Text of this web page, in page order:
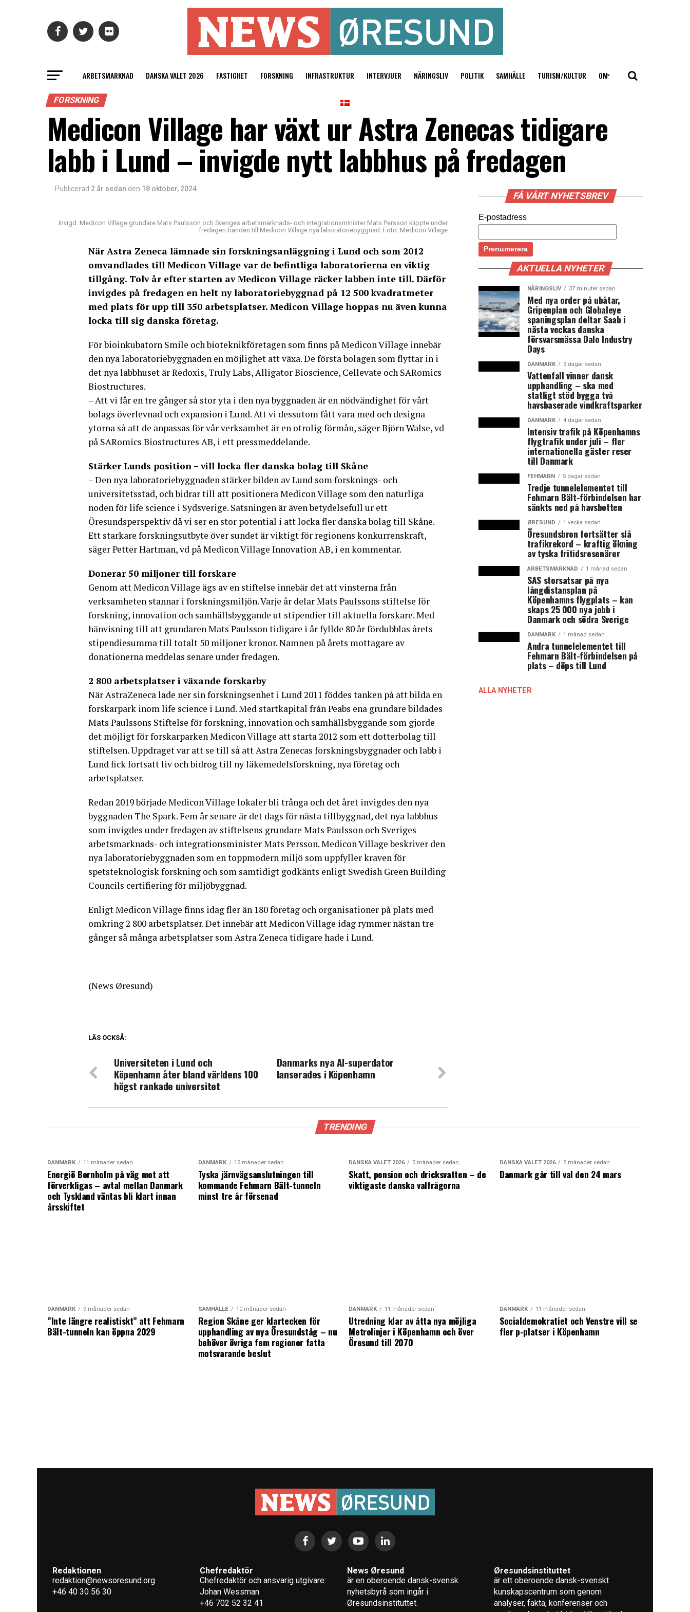
ARBETSMARKNAD DANSKA VALET 2026 FASTIGHET FORSKNING INFRASTRUKTUR INTERVJUER NÄRINGSLIV POLITIK SAMHÄLLE TURISM/KULTUR OM
FORSKNING
Medicon Village har växt ur Astra Zenecas tidigare
labb i Lund – invigde nytt labbhus på fredagen
Publicerad 2 år sedan den 18 oktober, 2024
Invigd. Medicon Village grundare Mats Paulsson och Sveriges arbetsmarknads- och integrationsminister Mats Persson klippte under
fredagen banden till Medicon Village nya laboratoriebyggnad. Foto: Medicon Village
När Astra Zeneca lämnade sin forskningsanläggning i Lund och som 2012
omvandlades till Medicon Village var de befintliga laboratorierna en viktig
tillgång. Tolv år efter starten av Medicon Village räcker labben inte till. Därför
invigdes på fredagen en helt ny laboratoriebyggnad på 12 500 kvadratmeter
med plats för upp till 350 arbetsplatser. Medicon Village hoppas nu även kunna
locka till sig danska företag.
För bioinkubatorn Smile och bioteknikföretagen som finns på Medicon Village innebär
den nya laboratoriebyggnaden en möjlighet att växa. De första bolagen som flyttar in i
det nya labbhuset är Redoxis, Truly Labs, Alligator Bioscience, Cellevate och SARomics
Biostructures.
– Att vi får en tre gånger så stor yta i den nya byggnaden är en nödvändighet för vårt
bolags överlevnad och expansion i Lund. Att vi dessutom fått vara med och designa
ytorna så att de anpassas för vår verksamhet är en otrolig förmån, säger Björn Walse, vd
på SARomics Biostructures AB, i ett pressmeddelande.
Stärker Lunds position – vill locka fler danska bolag till Skåne
– Den nya laboratoriebyggnaden stärker bilden av Lund som forsknings- och
universitetsstad, och bidrar till att positionera Medicon Village som den naturliga
noden för life science i Sydsverige. Satsningen är även betydelsefull ur ett
Öresundsperspektiv då vi ser en stor potential i att locka fler danska bolag till Skåne.
Ett starkare forskningsutbyte över sundet är viktigt för regionens konkurrenskraft,
säger Petter Hartman, vd på Medicon Village Innovation AB, i en kommentar.
Donerar 50 miljoner till forskare
Genom att Medicon Village ägs av en stiftelse innebär det att vinsterna från
verksamheten stannar i forskningsmiljön. Varje år delar Mats Paulssons stiftelse för
forskning, innovation och samhällsbyggande ut stipendier till aktuella forskare. Med
hänvisning till att grundaren Mats Paulsson tidigare i år fyllde 80 år fördubblas årets
stipendiesumma till totalt 50 miljoner kronor. Namnen på årets mottagare av
donationerna meddelas senare under fredagen.
2 800 arbetsplatser i växande forskarby
När AstraZeneca lade ner sin forskningsenhet i Lund 2011 föddes tanken på att bilda en
forskarpark inom life science i Lund. Med startkapital från Peabs ena grundare bildades
Mats Paulssons Stiftelse för forskning, innovation och samhällsbyggande som gjorde
det möjligt för forskarparken Medicon Village att starta 2012 som ett dotterbolag till
stiftelsen. Uppdraget var att se till så att Astra Zenecas forskningsbyggnader och labb i
Lund fick fortsatt liv och bidrog till ny läkemedelsforskning, nya företag och
arbetsplatser.
Redan 2019 började Medicon Village lokaler bli trånga och det året invigdes den nya
byggnaden The Spark. Fem år senare är det dags för nästa tillbyggnad, det nya labbhus
som invigdes under fredagen av stiftelsens grundare Mats Paulsson och Sveriges
arbetsmarknads- och integrationsminister Mats Persson. Medicon Village beskriver den
nya laboratoriebyggnaden som en toppmodern miljö som uppfyller kraven för
spetsteknologisk forskning och som samtidigt godkänts enligt Swedish Green Building
Councils certifiering för miljöbyggnad.
Enligt Medicon Village finns idag fler än 180 företag och organisationer på plats med
omkring 2 800 arbetsplatser. Det innebär att Medicon Village idag rymmer nästan tre
gånger så många arbetsplatser som Astra Zeneca tidigare hade i Lund.
(News Øresund)
LÄS OCKSÅ:
Danmarks nya AI-superdator
lanserades i Köpenhamn
Universiteten i Lund och
Köpenhamn åter bland världens 100
högst rankade universitet
FÅ VÅRT NYHETSBREV
E-postadress
AKTUELLA NYHETER
NÄRINGSLIV 37 minuter sedan
Med nya order på ubåtar,
Gripenplan och Globaleye
spaningsplan deltar Saab i
nästa veckas danska
försvarsmässa Dalo Industry
Days
DANMARK 3 dagar sedan
Vattenfall vinner dansk
upphandling – ska med
statligt stöd bygga två
havsbaserade vindkraftsparker
DANMARK 4 dagar sedan
Intensiv trafik på Köpenhamns
flygtrafik under juli – fler
internationella gäster reser
till Danmark
FEHMARN 5 dagar sedan
Tredje tunnelelementet till
Fehmarn Bält-förbindelsen har
sänkts ned på havsbotten
ØRESUND 1 vecka sedan
Öresundsbron fortsätter slå
trafikrekord – kraftig ökning
av tyska fritidsresenärer
ARBETSMARKNAD 1 månad sedan
SAS storsatsar på nya
långdistansplan på
Köpenhamns flygplats – kan
skaps 25 000 nya jobb i
Danmark och södra Sverige
DANMARK 1 månad sedan
Andra tunnelelementet till
Fehmarn Bält-förbindelsen på
plats – döps till Lund
ALLA NYHETER
TRENDING
DANMARK 11 månader sedan
Energiö Bornholm på väg mot att
förverkligas – avtal mellan Danmark
och Tyskland väntas bli klart innan
årsskiftet
DANMARK 12 månader sedan
Tyska järnvägsanslutningen till
kommande Fehmarn Bält-tunneln
minst tre år försenad
DANSKA VALET 2026 5 månader sedan
Skatt, pension och dricksvatten – de
viktigaste danska valfrågorna
DANSKA VALET 2026 5 månader sedan
Danmark går till val den 24 mars
DANMARK 9 månader sedan
”Inte längre realistiskt” att Fehmarn
Bält-tunneln kan öppna 2029
SAMHÄLLE 10 månader sedan
Region Skåne ger klartecken för
upphandling av nya Öresundståg – nu
behöver övriga fem regioner fatta
motsvarande beslut
DANMARK 11 månader sedan
Utredning klar av åtta nya möjliga
Metrolinjer i Köpenhamn och över
Öresund till 2070
DANMARK 11 månader sedan
Socialdemokratiet och Venstre vill se
fler p-platser i Köpenhamn
Redaktionen
redaktion@newsoresund.org
+46 40 30 56 30
Chefredaktör
Chefredaktör och ansvarig utgivare:
Johan Wessman
+46 702 52 32 41
News Øresund
är en oberoende dansk-svensk
nyhets­byrå som ingår i
Øresundsinstituttet.
Øresundsinstituttet
är ett oberoende dansk-svenskt
kunskapscentrum som genom
analyser, fakta, konferenser och